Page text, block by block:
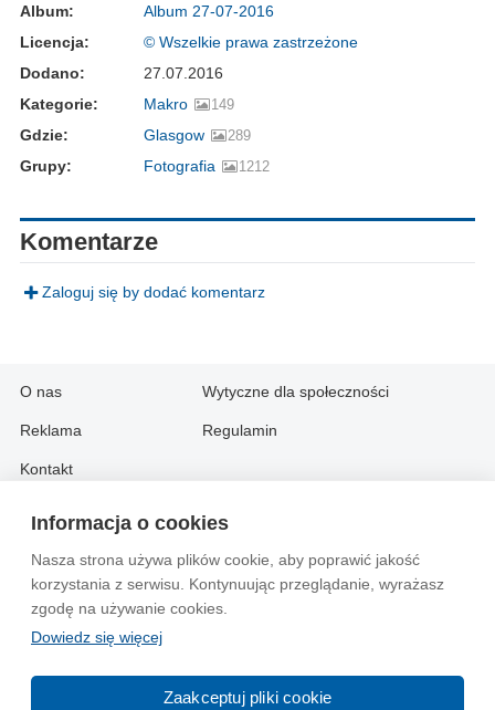
Informacja o cookies
Nasza strona używa plików cookie, aby poprawić jakość
korzystania z serwisu. Kontynuując przeglądanie, wyrażasz
zgodę na używanie cookies.
Dowiedz się więcej
Zaakceptuj pliki cookie
Album:
Album 27-07-2016
Licencja:
© Wszelkie prawa zastrzeżone
Dodano:
27.07.2016
Kategorie:
Makro 149
Gdzie: Glasgow 289
Grupy: Fotografia 1212
Komentarze
Zaloguj się by dodać komentarz
O nas
Reklama
Kontakt
Wytyczne dla społeczności
Regulamin
Information in English:
About
Advertise
Contact